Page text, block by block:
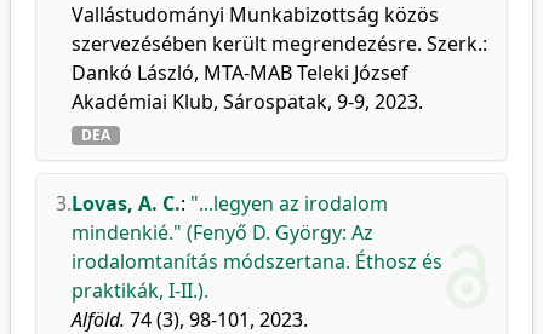
Vallástudományi Munkabizottság közös
szervezésében került megrendezésre. Szerk.:
Dankó László, MTA-MAB Teleki József
Akadémiai Klub, Sárospatak, 9-9, 2023.
DEA
3.Lovas, A. C.: "...legyen az irodalom
mindenkié." (Fenyő D. György: Az
irodalomtanítás módszertana. Éthosz és
praktikák, I-II.).
Alföld. 74 (3), 98-101, 2023.